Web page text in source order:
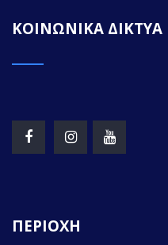
ΚΟΙΝΩΝΙΚΑ ΔΙΚΤΥΑ
ΠΕΡΙΟΧΗ